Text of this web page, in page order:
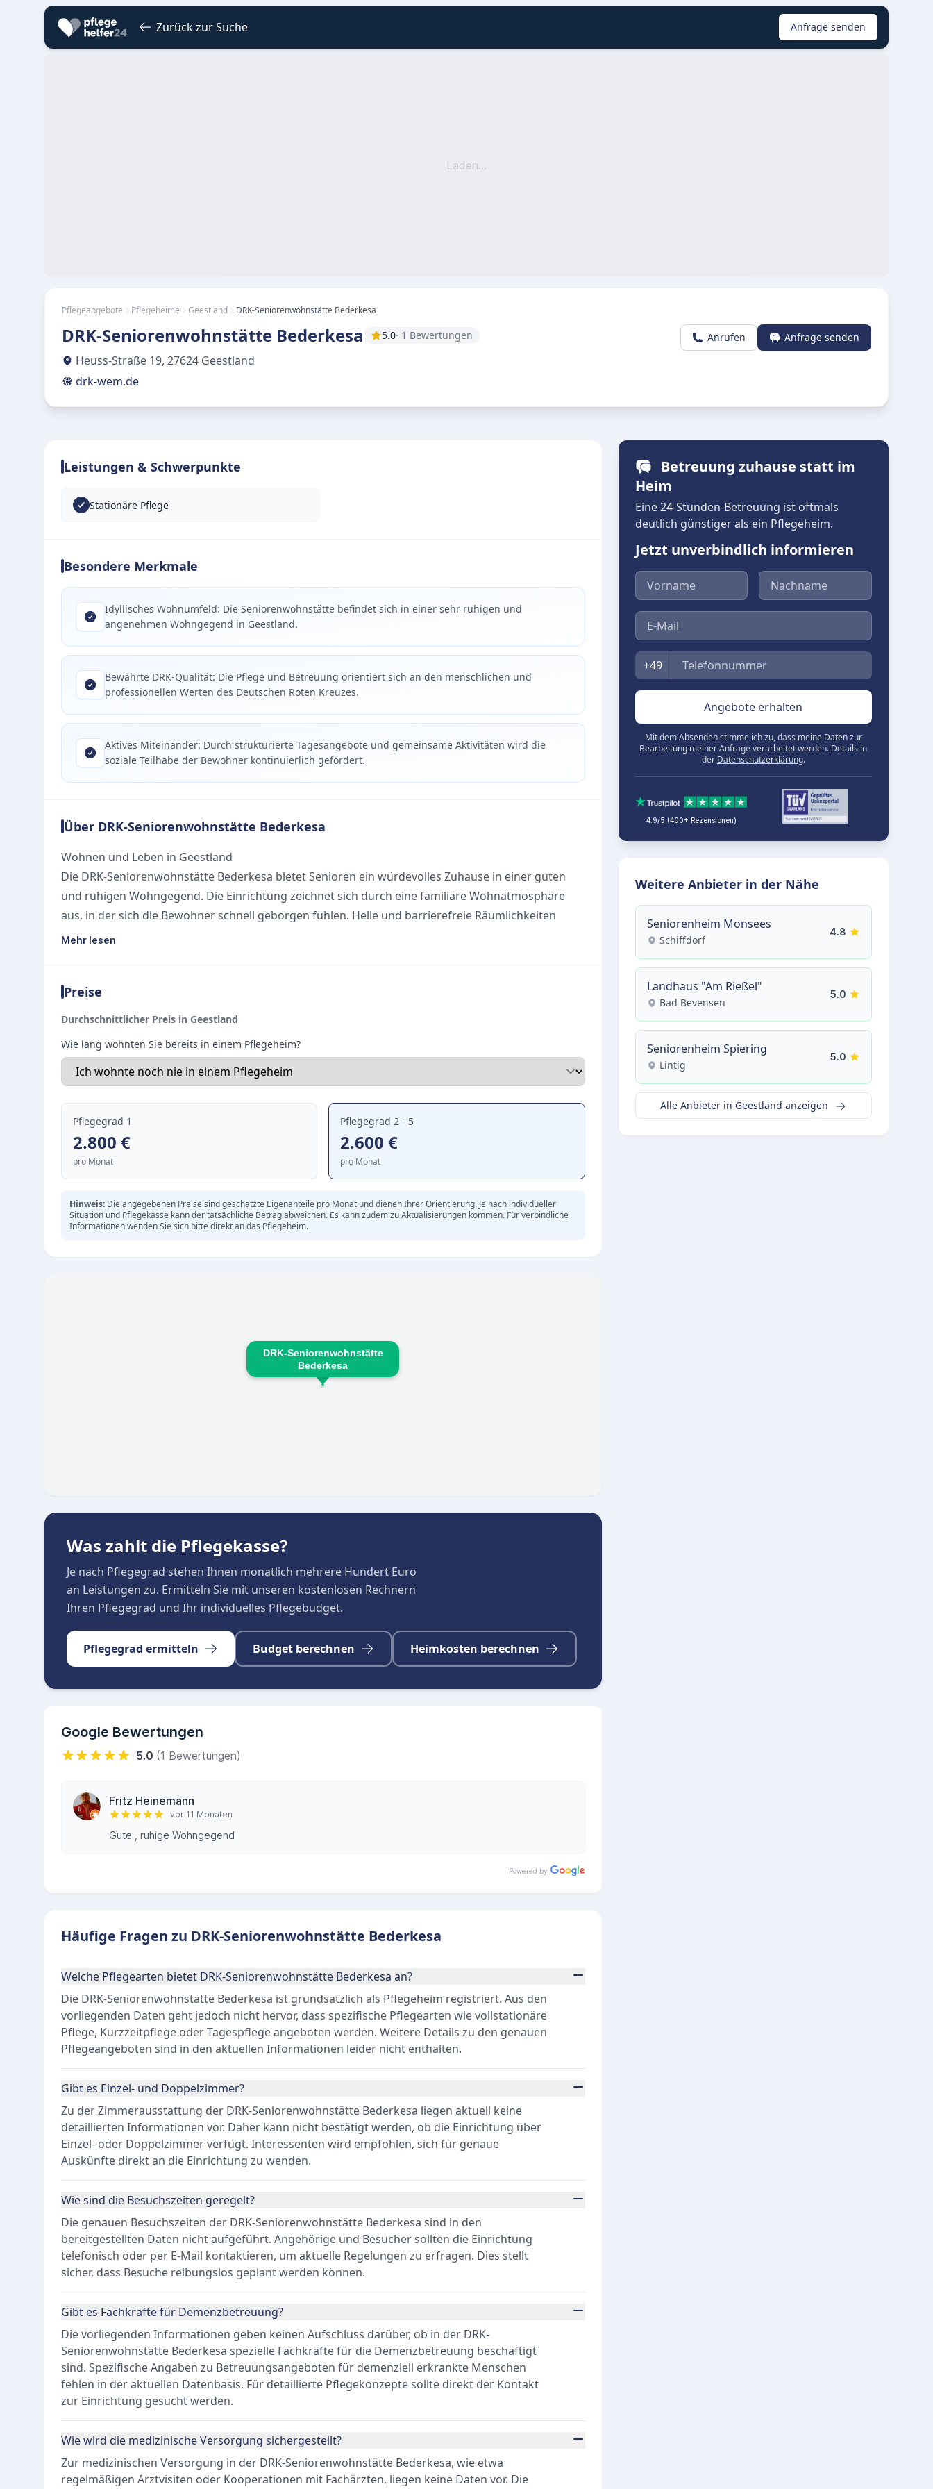
Zurück zur Suche Anfrage senden
Laden...
Pflegeangebote Pflegeheime Geestland DRK-Seniorenwohnstätte Bederkesa
DRK-Seniorenwohnstätte Bederkesa 5.0· 1 Bewertungen
Heuss-Straße 19, 27624 Geestland
drk-wem.de
Anrufen Anfrage senden
Leistungen & Schwerpunkte
Stationäre Pflege
Besondere Merkmale
Idyllisches Wohnumfeld: Die Seniorenwohnstätte befindet sich in einer sehr ruhigen und
angenehmen Wohngegend in Geestland.
Bewährte DRK-Qualität: Die Pflege und Betreuung orientiert sich an den menschlichen und
professionellen Werten des Deutschen Roten Kreuzes.
Aktives Miteinander: Durch strukturierte Tagesangebote und gemeinsame Aktivitäten wird die
soziale Teilhabe der Bewohner kontinuierlich gefördert.
Über DRK-Seniorenwohnstätte Bederkesa
Wohnen und Leben in Geestland
Die DRK-Seniorenwohnstätte Bederkesa bietet Senioren ein würdevolles Zuhause in einer guten
und ruhigen Wohngegend. Die Einrichtung zeichnet sich durch eine familiäre Wohnatmosphäre
aus, in der sich die Bewohner schnell geborgen fühlen. Helle und barrierefreie Räumlichkeiten
schaffen ein angenehmes Umfeld für den Lebensabend.
qualifizierte Personal der DRK-Seniorenwohnstätte Bederkesa legt großen Wert darauf, die
Ressourcen der Bewohner zu fördern und ihre Selbstständigkeit bestmöglich zu erhalten. Ein
Gemeinschaft und soziale Teilhabe
Um der Einsamkeit im Alter entgegenzuwirken, wird das soziale Miteinander in der Einrichtung
aktiv gefördert. Vielfältige Betreuungsangebote strukturieren den Tag und bieten Raum für
Begegnungen.
Ruhige Lage in einer guten Wohngegend in Geestland
Individuelle Betreuung nach den bewährten Grundsätzen des DRK
Förderung der Gemeinschaft durch gemeinsame Aktivitäten
Mehr lesen
Preise
Durchschnittlicher Preis in Geestland
Wie lang wohnten Sie bereits in einem Pflegeheim?
Pflegegrad 1
2.800 €
pro Monat
Pflegegrad 2 - 5
2.600€
pro Monat
Hinweis: Die angegebenen Preise sind geschätzte Eigenanteile pro Monat und dienen Ihrer Orientierung. Je nach individueller
Situation und Pflegekasse kann der tatsächliche Betrag abweichen. Es kann zudem zu Aktualisierungen kommen. Für verbindliche
Informationen wenden Sie sich bitte direkt an das Pflegeheim.
DRK-Seniorenwohnstätte
Bederkesa
Was zahlt die Pflegekasse?
Je nach Pflegegrad stehen Ihnen monatlich mehrere Hundert Euro
an Leistungen zu. Ermitteln Sie mit unseren kostenlosen Rechnern
Ihren Pflegegrad und Ihr individuelles Pflegebudget.
Pflegegrad ermitteln Budget berechnen Heimkosten berechnen
Google Bewertungen
5.0 (1 Bewertungen)
Fritz Heinemann
vor 11 Monaten
Gute , ruhige Wohngegend
Powered by
Häufige Fragen zu DRK-Seniorenwohnstätte Bederkesa
Welche Pflegearten bietet DRK-Seniorenwohnstätte Bederkesa an?
Die DRK-Seniorenwohnstätte Bederkesa ist grundsätzlich als Pflegeheim registriert. Aus den
vorliegenden Daten geht jedoch nicht hervor, dass spezifische Pflegearten wie vollstationäre
Pflege, Kurzzeitpflege oder Tagespflege angeboten werden. Weitere Details zu den genauen
Pflegeangeboten sind in den aktuellen Informationen leider nicht enthalten.
Gibt es Einzel- und Doppelzimmer?
Zu der Zimmerausstattung der DRK-Seniorenwohnstätte Bederkesa liegen aktuell keine
detaillierten Informationen vor. Daher kann nicht bestätigt werden, ob die Einrichtung über
Einzel- oder Doppelzimmer verfügt. Interessenten wird empfohlen, sich für genaue
Auskünfte direkt an die Einrichtung zu wenden.
Wie sind die Besuchszeiten geregelt?
Die genauen Besuchszeiten der DRK-Seniorenwohnstätte Bederkesa sind in den
bereitgestellten Daten nicht aufgeführt. Angehörige und Besucher sollten die Einrichtung
telefonisch oder per E-Mail kontaktieren, um aktuelle Regelungen zu erfragen. Dies stellt
sicher, dass Besuche reibungslos geplant werden können.
Gibt es Fachkräfte für Demenzbetreuung?
Die vorliegenden Informationen geben keinen Aufschluss darüber, ob in der DRK-
Seniorenwohnstätte Bederkesa spezielle Fachkräfte für die Demenzbetreuung beschäftigt
sind. Spezifische Angaben zu Betreuungsangeboten für demenziell erkrankte Menschen
fehlen in der aktuellen Datenbasis. Für detaillierte Pflegekonzepte sollte direkt der Kontakt
zur Einrichtung gesucht werden.
Wie wird die medizinische Versorgung sichergestellt?
Zur medizinischen Versorgung in der DRK-Seniorenwohnstätte Bederkesa, wie etwa
regelmäßigen Arztvisiten oder Kooperationen mit Fachärzten, liegen keine Daten vor. Die
Betreuung zuhause statt im
Heim
Eine 24-Stunden-Betreuung ist oftmals
deutlich günstiger als ein Pflegeheim.
Jetzt unverbindlich informieren
Vorname Nachname
E-Mail
Telefon
+49
Angebote erhalten
Mit dem Absenden stimme ich zu, dass meine Daten zur
Bearbeitung meiner Anfrage verarbeitet werden. Details in
der Datenschutzerklärung.
4.9/5 (400+ Rezensionen)
Weitere Anbieter in der Nähe
Seniorenheim Monsees
Schiffdorf
4.8
Landhaus "Am Rießel"
Bad Bevensen
5.0
Seniorenheim Spiering
Lintig
5.0
Alle Anbieter in Geestland anzeigen